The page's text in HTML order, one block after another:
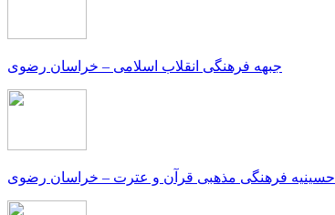
جبهه فرهنگی انقلاب اسلامی – خراسان رضوی
حسینیه فرهنگی مذهبی قرآن و عترت – خراسان رضوی